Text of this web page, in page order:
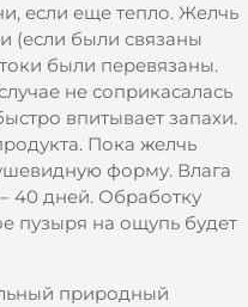
если еще тепло. Желчь
(если были связаны
были перевязаны.
не соприкасалась
впитывает запахи.
Пока желчь
форму. Влага
40 дней. Обработку
пузыря на ощупь будет
природный